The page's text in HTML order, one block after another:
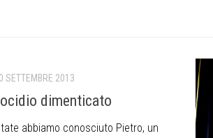
SETTEMBRE 2013
dimenticato
abbiamo conosciuto Pietro, un